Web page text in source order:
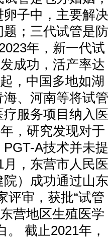
子中，主要解决
；三代试管是防
年，新一代试
成功，活产率达
，中国多地如湖
、河南等将试管
服务项目纳入医
，研究发现对于
A技术并未提
，东营市人民医
）成功通过山东
评审，获批“试管
营地区生殖医学
。 截止2021年，